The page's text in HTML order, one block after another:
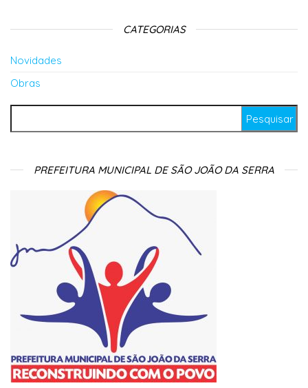
CATEGORIAS
Novidades
Obras
PREFEITURA MUNICIPAL DE SÃO JOÃO DA SERRA